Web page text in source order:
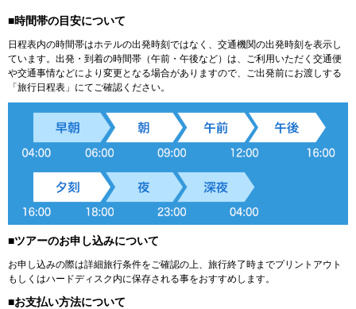
■時間帯の目安について
日程表内の時間帯はホテルの出発時刻ではなく、交通機関の出発時刻を表示し
ています。出発・到着の時間帯（午前・午後など）は、ご利用いただく交通便
や交通事情などにより変更となる場合がありますので、ご出発前にお渡しする
「旅行日程表」にてご確認ください。
■ツアーのお申し込みについて
お申し込みの際は詳細旅行条件をご確認の上、旅行終了時までプリントアウト
もしくはハードディスク内に保存される事をおすすめします。
■お支払い方法について